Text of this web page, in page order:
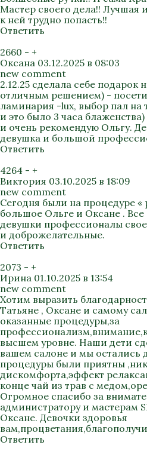
Мастер своего дела!! Лучшая
к ней трудно попасть!!
Ответить
2660 - +
Оксана 03.12.2025 в 08:03
new comment
2.12.25 сделала себе подарок
отличным решением) -
ламинария -lux, выбор пал на
и это было 3 часа
и очень рекомендую Ольгу.
девушка и большой
Ответить
4264 - +
Виктория 03.10.2025 в 18:09
new comment
Сегодня были на процедуре «
большое Ольге и Оксане . Все
девушки профессионалы
и доброжелательные.
Ответить
2073 - +
Ирина 01.10.2025 в 13:54
new comment
Хотим выразить
Татьяне , Оксане и самому
оказанные процедуры,за
высшем уровне. Наши дети
вашем салоне и мы остались
процедуры были приятны
дискомфорта,эффект
конце чай из трав с
Огромное спасибо за
администратору и мастерам
Оксане. Девочки здоровья
Ответить